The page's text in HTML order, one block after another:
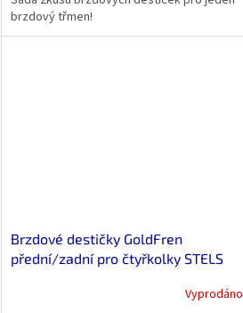
brzdový třmen!
Brzdové destičky GoldFren
přední/zadní pro čtyřkolky STELS
Vyprodáno